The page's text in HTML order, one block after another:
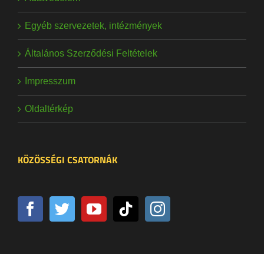
Egyéb szervezetek, intézmények
Általános Szerződési Feltételek
Impresszum
Oldaltérkép
KÖZÖSSÉGI CSATORNÁK